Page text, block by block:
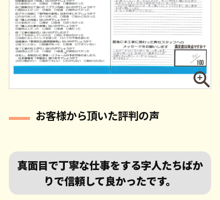
お客様から頂いた評判の声
真面目で丁寧な仕事をする字人たちばか
りで信頼して良かったです。